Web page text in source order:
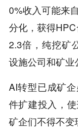
0%收入可能来
分化，获得
2.3倍，纯挖矿
设施公司和矿业
AI转型已成矿
件扩建投入，
矿企们不得不变